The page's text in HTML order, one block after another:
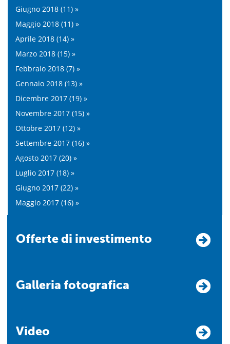
Giugno 2018 (11) »
Maggio 2018 (11) »
Aprile 2018 (14) »
Marzo 2018 (15) »
Febbraio 2018 (7) »
Gennaio 2018 (13) »
Dicembre 2017 (19) »
Novembre 2017 (15) »
Ottobre 2017 (12) »
Settembre 2017 (16) »
Agosto 2017 (20) »
Luglio 2017 (18) »
Giugno 2017 (22) »
Maggio 2017 (16) »
Offerte di investimento
Galleria fotografica
Video